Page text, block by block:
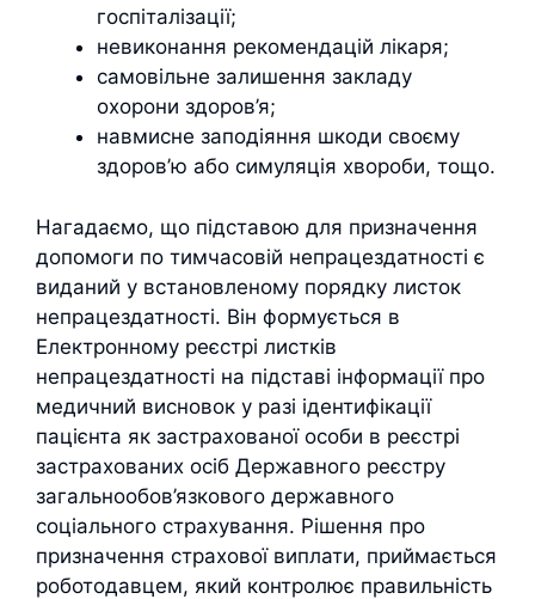
госпіталізації;
невиконання рекомендацій лікаря;
самовільне залишення закладу
охорони здоров’я;
навмисне заподіяння шкоди своєму
здоров’ю або симуляція хвороби, тощо.
Нагадаємо, що підставою для призначення
допомоги по тимчасовій непрацездатності є
виданий у встановленому порядку листок
непрацездатності. Він формується в
Електронному реєстрі листків
непрацездатності на підставі інформації про
медичний висновок у разі ідентифікації
пацієнта як застрахованої особи в реєстрі
застрахованих осіб Державного реєстру
загальнообов’язкового державного
соціального страхування. Рішення про
призначення страхової виплати, приймається
роботодавцем, який контролює правильність